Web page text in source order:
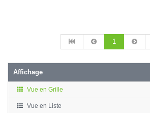
1
Affichage
Vue en Grille
Vue en Liste